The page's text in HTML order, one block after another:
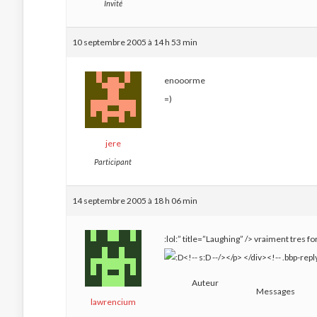
Invité
10 septembre 2005 à 14 h 53 min
jere
Participant
enooorme
=)
14 septembre 2005 à 18 h 06 min
lawrencium
:lol:” title=”Laughing” /> vraiment tres
Auteur
Messages